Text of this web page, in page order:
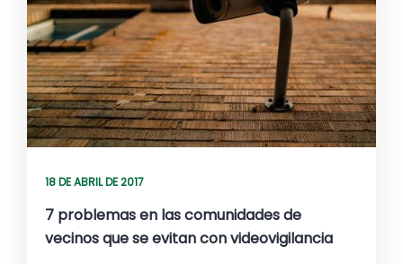
18 DE ABRIL DE 2017
7 problemas en las comunidades de
vecinos que se evitan con videovigilancia